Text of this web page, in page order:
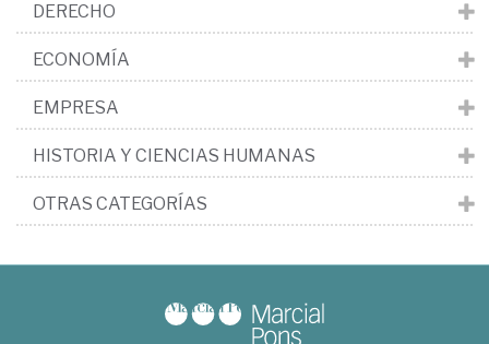
DERECHO
ECONOMÍA
EMPRESA
HISTORIA Y CIENCIAS HUMANAS
OTRAS CATEGORÍAS